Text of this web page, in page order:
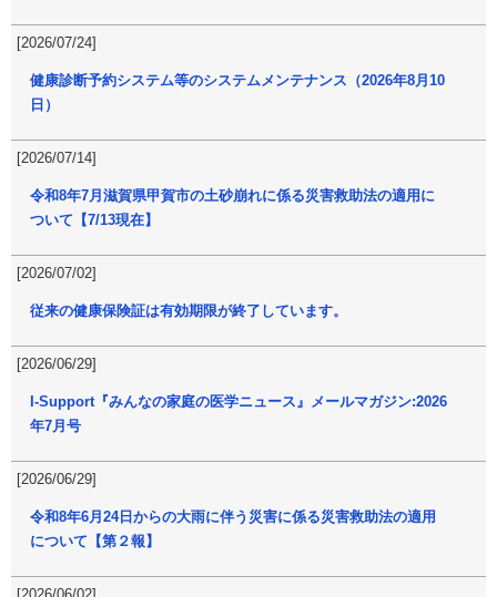
[2026/07/24]
健康診断予約システム等のシステムメンテナンス（2026年8月10
日）
[2026/07/14]
令和8年7月滋賀県甲賀市の土砂崩れに係る災害救助法の適用に
ついて【7/13現在】
[2026/07/02]
従来の健康保険証は有効期限が終了しています。
[2026/06/29]
I-Support『みんなの家庭の医学ニュース』メールマガジン:2026
年7月号
[2026/06/29]
令和8年6月24日からの大雨に伴う災害に係る災害救助法の適用
について【第２報】